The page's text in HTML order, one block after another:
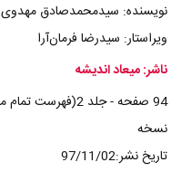
نویسنده: سیدمحمدصادق مهدوی
ویراستار: سیدرضا فرمان‌آرا
ناشر: میعاد اندیشه
نسخه
تاریخ نشر:97/11/02